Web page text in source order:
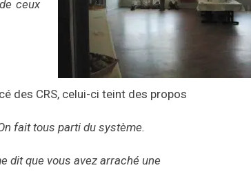
ceux
des CRS, celui-ci teint des propos
fait tous parti du système.
dit que vous avez arraché une